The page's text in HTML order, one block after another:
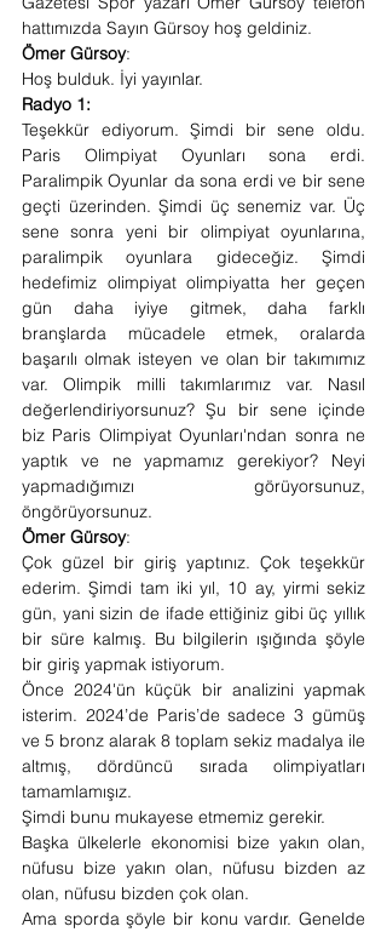
hattımızda Sayın Gürsoy hoş geldiniz.
Ömer Gürsoy:
Hoş bulduk. İyi yayınlar.
Radyo 1:
Teşekkür ediyorum. Şimdi bir sene oldu.
Paris Olimpiyat Oyunları sona erdi.
Paralimpik Oyunlar da sona erdi ve bir sene
geçti üzerinden. Şimdi üç senemiz var. Üç
sene sonra yeni bir olimpiyat oyunlarına,
paralimpik oyunlara gideceğiz. Şimdi
hedefimiz olimpiyat olimpiyatta her geçen
gün daha iyiye gitmek, daha farklı
branşlarda mücadele etmek, oralarda
başarılı olmak isteyen ve olan bir takımımız
var. Olimpik milli takımlarımız var. Nasıl
değerlendiriyorsunuz? Şu bir sene içinde
biz Paris Olimpiyat Oyunları'ndan sonra ne
yaptık ve ne yapmamız gerekiyor? Neyi
yapmadığımızı görüyorsunuz,
öngörüyorsunuz.
Ömer Gürsoy:
Çok güzel bir giriş yaptınız. Çok teşekkür
ederim. Şimdi tam iki yıl, 10 ay, yirmi sekiz
gün, yani sizin de ifade ettiğiniz gibi üç yıllık
bir süre kalmış. Bu bilgilerin ışığında şöyle
bir giriş yapmak istiyorum.
Önce 2024'ün küçük bir analizini yapmak
isterim. 2024’de Paris’de sadece 3 gümüş
ve 5 bronz alarak 8 toplam sekiz madalya ile
altmış, dördüncü sırada olimpiyatları
tamamlamışız.
Şimdi bunu mukayese etmemiz gerekir.
Başka ülkelerle ekonomisi bize yakın olan,
nüfusu bize yakın olan, nüfusu bizden az
olan, nüfusu bizden çok olan.
Ama sporda şöyle bir konu vardır. Genelde